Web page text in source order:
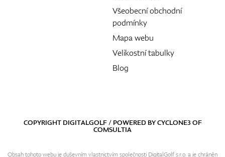
Všeobecní obchodní
podmínky
Mapa webu
Velikostní tabulky
Blog
COPYRIGHT DIGITALGOLF / POWERED BYCYCLONE3OF
COMSULTIA
Obsah tohoto webu je duševním vlastnictvím společnosti DigitalGolf s.r.o. a je chráněn